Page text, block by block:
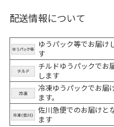
配送情報について
ゆうパック等でお届け
す
チルドゆうパックでお
します
冷凍ゆうパックでお届
ます。
佐川急便でのお届けと
ます